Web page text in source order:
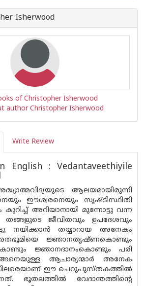
Book
Isherwood
of Christopher Isherwood
author Christopher Isherwood
Write Review
English : Vedantaveethiyile
ആലയമായിരുന്നി
ഈശ്വരനെയും സൃഷ്‌ടിസ്ഥിതി
അറിയാനായി മുന്നോട്ടു വന്ന
ജീവിതവും ഉപദേശവും
നയിക്കാൻ തയ്യാറായ അനേകം
ജ്ഞാനതൃഷ്ണകൊണ്ടും
ജ്ഞാനദാനംകൊണ്ടും പരി
ആചാര്യന്മാർ അനേക
ഈ ചെറുപുസ്‌തകത്തിൽ
ഭൂതലത്തിൽ വേദാന്തത്തിന്റെ